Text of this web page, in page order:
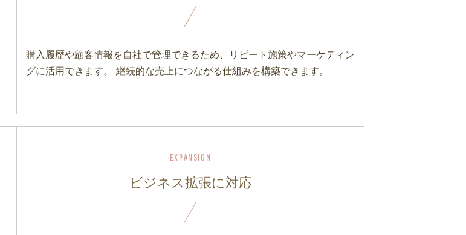
購入履歴や顧客情報を自社で管理できるため、リピート施策やマーケティン
グに活用できます。 継続的な売上につながる仕組みを構築できます。
ビジネス拡張に対応